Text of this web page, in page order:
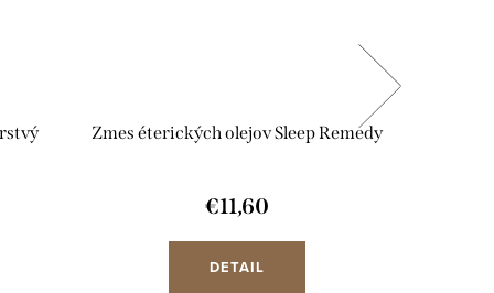
Zmes éterických olejov Sleep Remedy
€11,60
DETAIL